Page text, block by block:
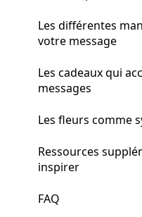
Les différentes
votre message
Les cadeaux qui
messages
Les fleurs comme
Ressources
inspirer
FAQ